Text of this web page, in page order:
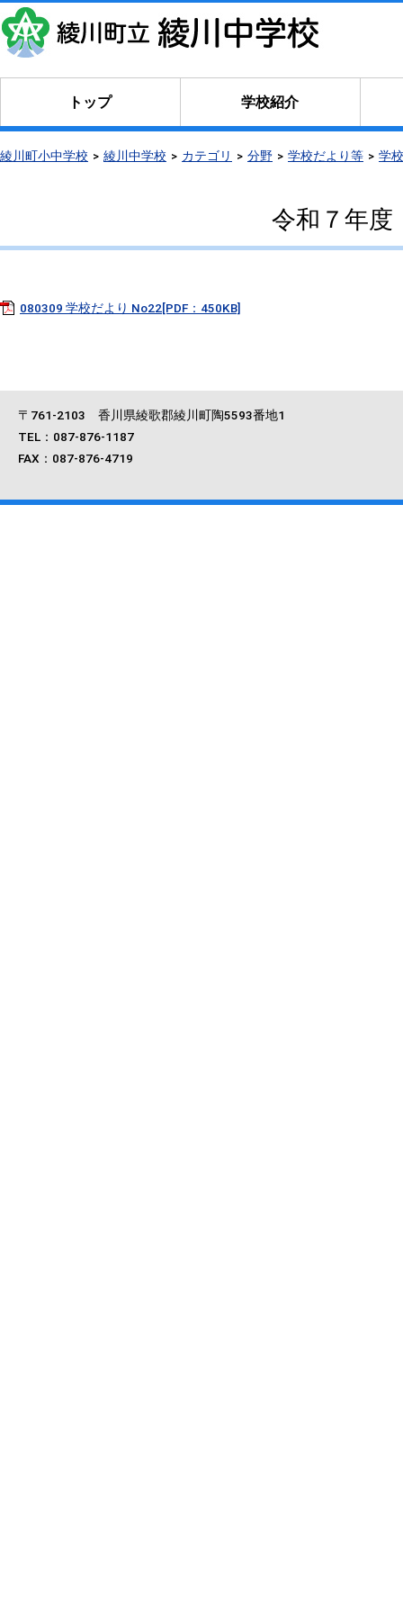
トップ 学校紹介
綾川町小中学校 綾川中学校 カテゴリ 分野 学校だより等 学
令和７年
080309 学校だより No22[PDF：450KB]
〒761‐2103 香川県綾歌郡綾川町陶5593番地1
TEL：087-876-1187
FAX：087-876-4719